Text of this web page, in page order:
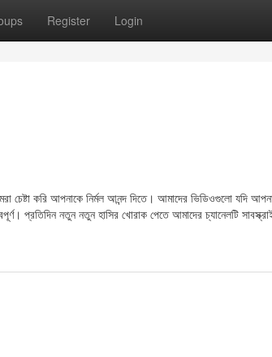
Register Login
করি আপনাকে নির্মল আনন্দ দিতে। আমাদের ভিডিওগুলো যদি
প্রতিদিন নতুন নতুন হাসির খোরাক পেতে আমাদের চ্যানেলটি